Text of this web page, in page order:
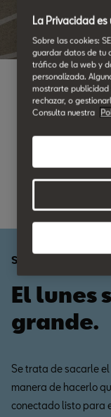
Cubrimos las
SEAT Ateca
El lunes
grande.
Se trata de sacarle
manera de hacerlo
conectado listo para
La Privacidad es
Sobre las cookies:
guardar datos de tu
tráfico de la web y
personalizada.
mostrarte publicidad
rechazar, o
Consulta nuestra